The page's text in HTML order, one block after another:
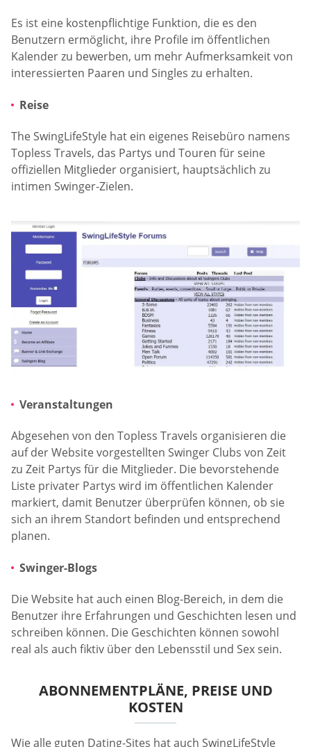
Es ist eine kostenpflichtige Funktion, die es den
Benutzern ermöglicht, ihre Profile im öffentlichen
Kalender zu bewerben, um mehr Aufmerksamkeit von
interessierten Paaren und Singles zu erhalten.
Reise
The SwingLifeStyle hat ein eigenes Reisebüro namens
Topless Travels, das Partys und Touren für seine
offiziellen Mitglieder organisiert, hauptsächlich zu
intimen Swinger-Zielen.
Veranstaltungen
Abgesehen von den Topless Travels organisieren die
auf der Website vorgestellten Swinger Clubs von Zeit
zu Zeit Partys für die Mitglieder. Die bevorstehende
Liste privater Partys wird im öffentlichen Kalender
markiert, damit Benutzer überprüfen können, ob sie
sich an ihrem Standort befinden und entsprechend
planen.
Swinger-Blogs
Die Website hat auch einen Blog-Bereich, in dem die
Benutzer ihre Erfahrungen und Geschichten lesen und
schreiben können. Die Geschichten können sowohl
real als auch fiktiv über den Lebensstil und Sex sein.
ABONNEMENTPLÄNE, PREISE UND
KOSTEN
Wie alle guten Dating-Sites hat auch SwingLifeStyle